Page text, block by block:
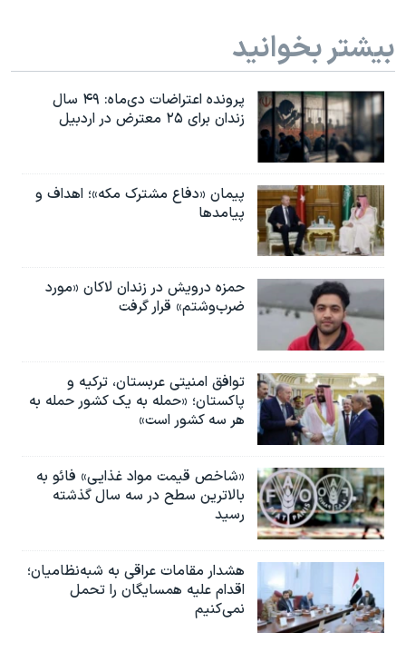
بیشتر بخوانید
پرونده اعتراضات دی‌ماه: ۴۹ سال
زندان برای ۲۵ معترض در اردبیل
پیمان «دفاع مشترک مکه»؛ اهداف و
پیامدها
حمزه درویش در زندان لاکان «مورد
ضرب‌وشتم» قرار گرفت
توافق امنیتی عربستان، ترکیه و
پاکستان؛ «حمله به یک کشور حمله به
هر سه کشور است»
«شاخص قیمت مواد غذایی» فائو به
بالاترین سطح در سه سال گذشته
رسید
هشدار مقامات عراقی به شبه‌نظامیان؛
اقدام علیه همسایگان را تحمل
نمی‌کنیم